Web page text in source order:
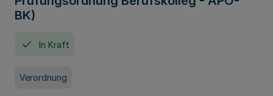
BK)
In Kraft
Verordnung